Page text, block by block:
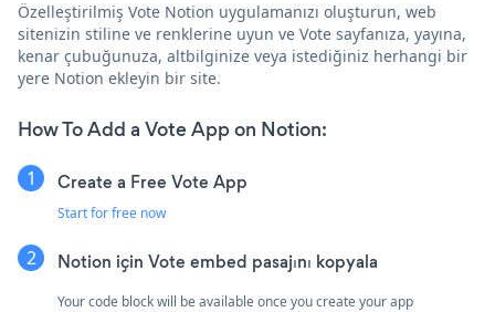
Özelleştirilmiş Vote Notion uygulamanızı oluşturun, web
sitenizin stiline ve renklerine uyun ve Vote sayfanıza, yayına,
kenar çubuğunuza, altbilginize veya istediğiniz herhangi bir
yere Notion ekleyin bir site.
How To Add a Vote App on Notion:
Create a Free Vote App
Start for free now
Notion için Vote embed pasajını kopyala
Your code block will be available once you create your app